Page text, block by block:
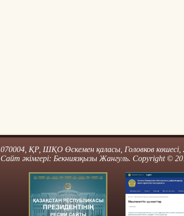
070004, ҚР, ШҚО Өскемен қаласы, Головков көшесі,
Сайт әкімгері: Бекниязқызы Жангуль. Copyright ©